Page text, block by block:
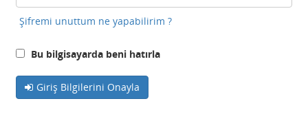
Şifremi unuttum ne yapabilirim ?
Bu bilgisayarda beni hatırla
Giriş Bilgilerini Onayla